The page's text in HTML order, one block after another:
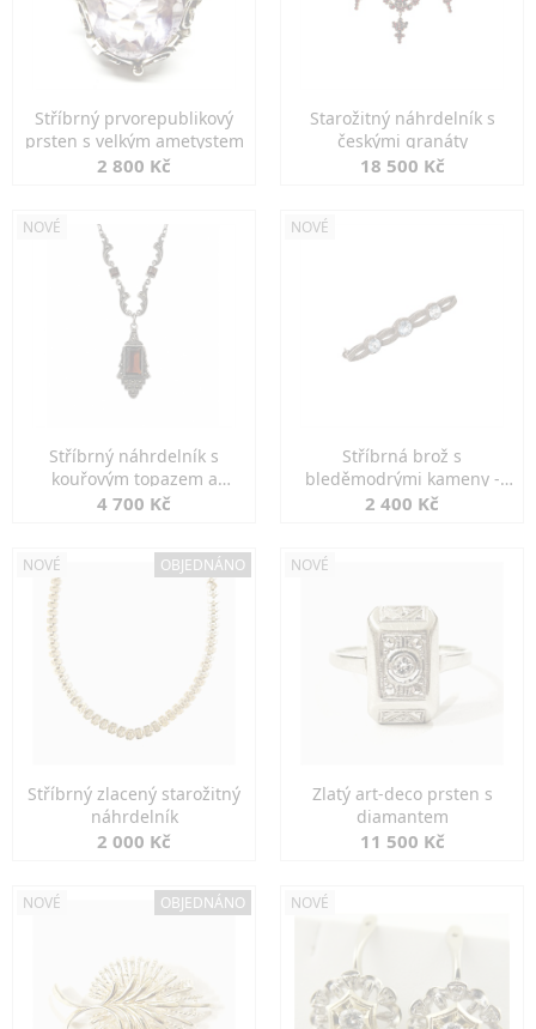
Stříbrný prvorepublikový
prsten s velkým ametystem
2 800 Kč
Starožitný náhrdelník s
českými granáty
18 500 Kč
NOVÉ
Stříbrný náhrdelník s
kouřovým topazem a
markazity
4 700 Kč
NOVÉ
Stříbrná brož s
bleděmodrými kameny -
jemná elegance
2 400 Kč
NOVÉ OBJEDNÁNO
Stříbrný zlacený starožitný
náhrdelník
2 000 Kč
NOVÉ
Zlatý art-deco prsten s
diamantem
11 500 Kč
NOVÉ OBJEDNÁNO NOVÉ